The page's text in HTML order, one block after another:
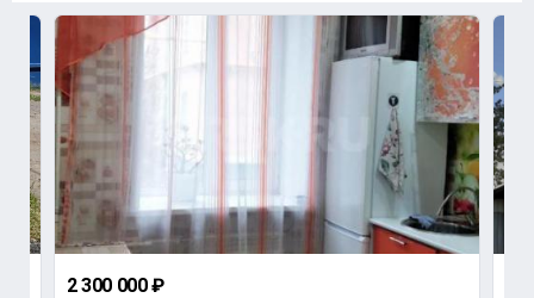
2 300 000 ₽